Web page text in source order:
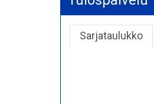
Sarjataulukko